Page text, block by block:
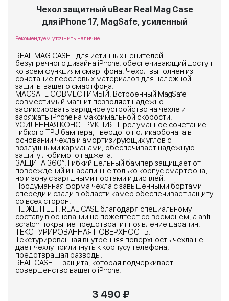
Чехол защитный uBear Real Mag Case
для iPhone 17, MagSafe, усиленный
Рекомендуем уточнить наличие
REAL MAG CASE - для истинных ценителей
безупречного дизайна iPhone, обеспечивающий доступ
ко всем функциям смартфона. Чехол выполнен из
сочетание передовых материалов для надежной
защиты вашего смартфона.
MAGSAFE СОВМЕСТИМЫЙ. Встроенный MagSafe
совместимый магнит позволяет надежно
зафиксировать зарядное устройство на чехле и
заряжать iPhone на максимальной скорости.
УСИЛЕННАЯ КОНСТРУКЦИЯ. Продуманное сочетание
гибкого TPU бампера, твердого поликарбоната в
основании чехла и амортизирующих углов с
воздушными карманами, обеспечивает надежную
защиту любимого гаджета.
ЗАЩИТА 360°. Гибкий цельный бампер защищает от
повреждений и царапин не только корпус смартфона,
но и зону с зарядными портами и дисплей.
Продуманная форма чехла с завышенными бортами
спереди и сзади в области камер обеспечивает защиту
со всех сторон.
НЕ ЖЕЛТЕЕТ. REAL CASE благодаря специальному
составу в основании не пожелтеет со временем, а anti-
scratch покрытие предотвратит появление царапин.
ТЕКСТУРИРОВАННАЯ ПОВЕРХНОСТЬ.
Текстурированная внутренняя поверхность чехла не
дает чехлу прилипнуть к корпусу телефона,
предотвращая разводы.
REAL CASE — защита, которая подчеркивает
совершенство вашего iPhone.
3 490 ₽